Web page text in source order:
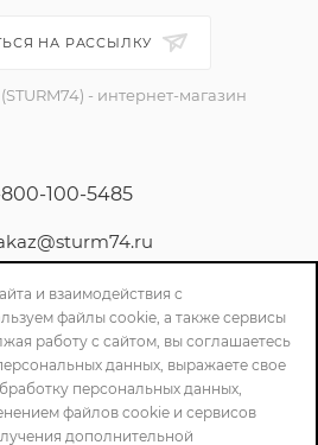
НА РАССЫЛКУ
- интернет-магазин
100-5485
ул. Стартовая 34/1
и взаимодействия с
файлы cookie, а также сервисы
работу с сайтом, вы соглашаетесь
данных, выражаете свое
персональных данных,
файлов cookie и сервисов
дополнительной